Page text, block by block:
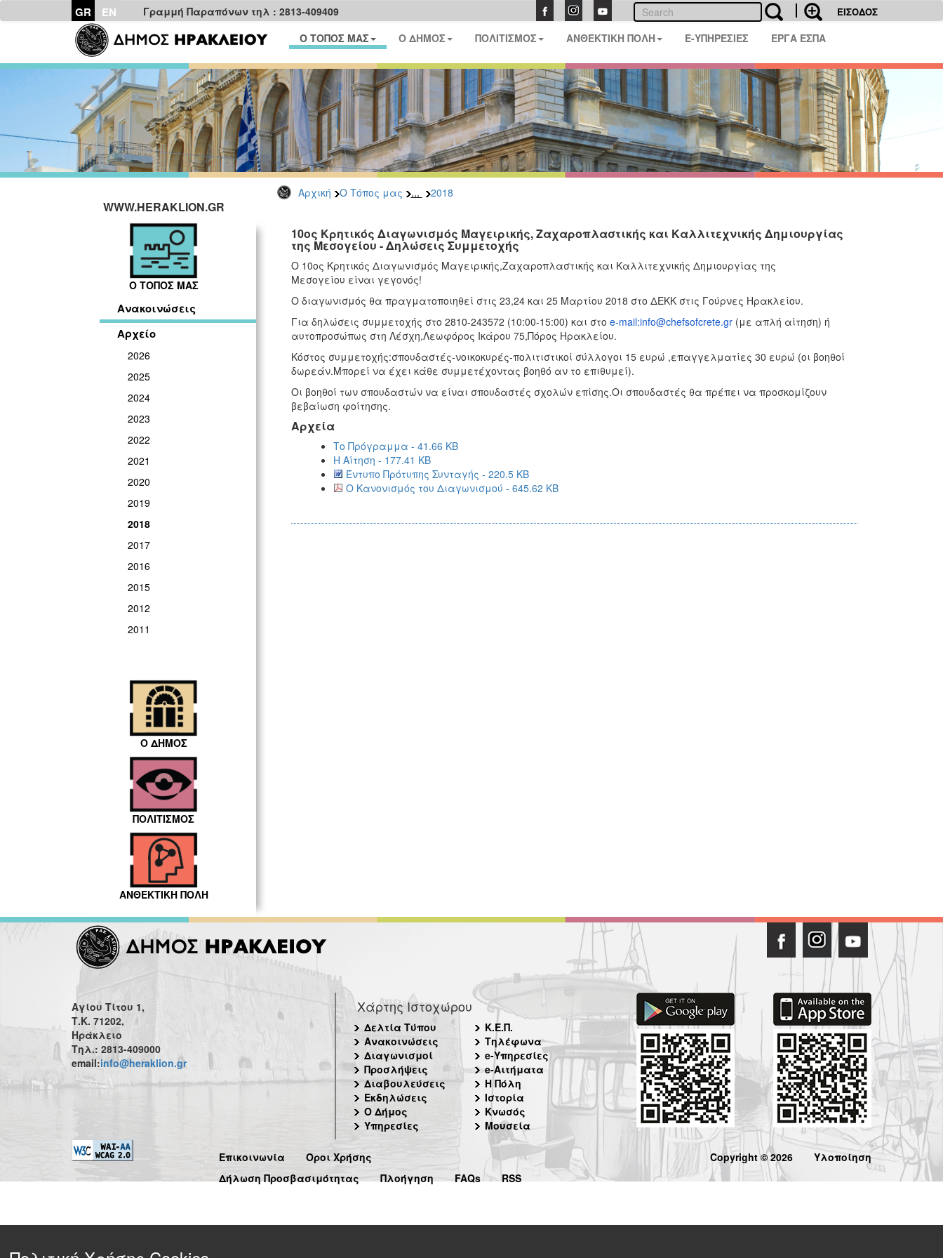
GR EN Γραμμή Παραπόνων τηλ : 2813-409409 ΕΙΣΟΔΟΣ
Ο ΤΟΠΟΣ ΜΑΣ Ο ΔΗΜΟΣ ΠΟΛΙΤΙΣΜΟΣ ΑΝΘΕΚΤΙΚΗ ΠΟΛΗ E-ΥΠΗΡΕΣΙΕΣ ΕΡΓΑ ΕΣΠΑ
Αρχική Ο Τόπος μας ... 2018
WWW.HERAKLION.GR
Ο ΤΟΠΟΣ ΜΑΣ
Ανακοινώσεις
Αρχείο
2026
2025
2024
2023
2022
2021
2020
2019
2018
2017
2016
2015
2012
2011
Ο ΔΗΜΟΣ
ΠΟΛΙΤΙΣΜΟΣ
ΑΝΘΕΚΤΙΚΗ ΠΟΛΗ
10ος Κρητικός Διαγωνισμός Μαγειρικής, Ζαχαροπλαστικής και Καλλιτεχνικής Δημιουργίας
της Μεσογείου - Δηλώσεις Συμμετοχής
Ο 10ος Κρητικός Διαγωνισμός Μαγειρικής,Ζαχαροπλαστικής και Καλλιτεχνικής Δημιουργίας της
Μεσογείου είναι γεγονός!
Ο διαγωνισμός θα πραγματοποιηθεί στις 23,24 και 25 Μαρτίου 2018 στο ΔΕΚΚ στις Γούρνες Ηρακλείου.
Για δηλώσεις συμμετοχής στο 2810-243572 (10:00-15:00) και στο e-mail:info@chefsofcrete.gr(με απλή αίτηση) ή
αυτοπροσώπως στη Λέσχη,Λεωφόρος Ικάρου 75,Πόρος Ηρακλείου.
Kόστος συμμετοχής:σπουδαστές-νοικοκυρές-πολιτιστικοί σύλλογοι 15 ευρώ ,επαγγελματίες 30 ευρώ (οι βοηθοί
δωρεάν.Μπορεί να έχει κάθε συμμετέχοντας βοηθό αν το επιθυμεί).
Οι βοηθοί των σπουδαστών να είναι σπουδαστές σχολών επίσης.Οι σπουδαστές θα πρέπει να προσκομίζουν
βεβαίωση φοίτησης.
Αρχεία
Το Πρόγραμμα - 41.66 KB
Η Αίτηση - 177.41 KB
Έντυπο Πρότυπης Συνταγής - 220.5 KB
Ο Κανονισμός του Διαγωνισμού - 645.62 KB
Αγίου Τίτου 1,
Τ.Κ. 71202,
Ηράκλειο
Τηλ.: 2813-409000
email:info@heraklion.gr
Χάρτης Ιστοχώρου
Δελτία Τύπου
Ανακοινώσεις
Διαγωνισμοί
Προσλήψεις
Διαβουλεύσεις
Εκδηλώσεις
Ο Δήμος
Υπηρεσίες
Κ.Ε.Π.
Τηλέφωνα
e-Υπηρεσίες
e-Αιτήματα
Η Πόλη
Ιστορία
Κνωσός
Μουσεία
Επικοινωνία
Όροι Χρήσης
Δήλωση Προσβασιμότητας
Πλοήγηση FAQs RSS
Copyright © 2026 Υλοποίηση